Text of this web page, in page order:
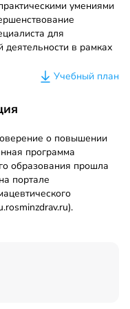
умениями
для
деятельности в рамках
Учебный план
о повышении
программа
образования прошла
портале